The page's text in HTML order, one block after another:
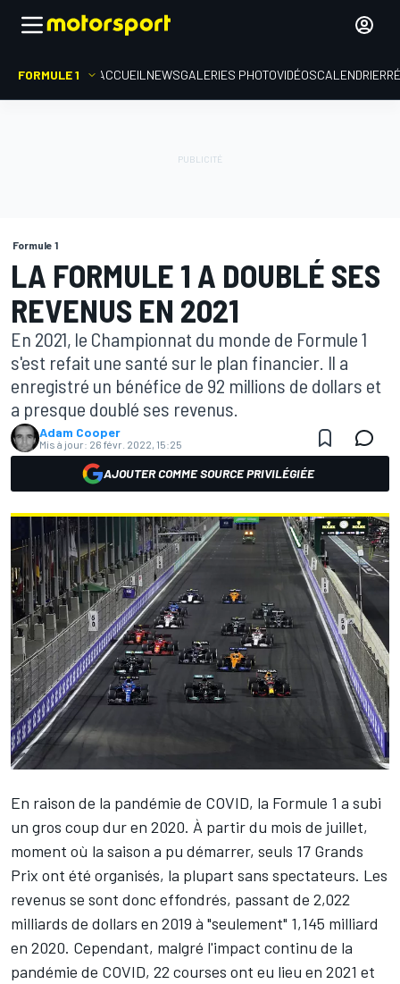
FORMULE 1 ACCUEIL NEWSGALERIES PHOTOVIDÉOSCALENDRIER
Formule 1
LA FORMULE 1 A DOUBLÉ SES
REVENUS EN 2021
En 2021, le Championnat du monde de Formule 1
s'est refait une santé sur le plan financier. Il a
enregistré un bénéfice de 92 millions de dollars et
a presque doublé ses revenus.
Adam Cooper
Mis à jour: 26 févr. 2022, 15:25
AJOUTER COMME SOURCE PRIVILÉGIÉE
En raison de la pandémie de COVID, la Formule 1 a subi
un gros coup dur en 2020. À partir du mois de juillet,
moment où la saison a pu démarrer, seuls 17 Grands
Prix ont été organisés, la plupart sans spectateurs. Les
revenus se sont donc effondrés, passant de 2,022
milliards de dollars en 2019 à "seulement" 1,145 milliard
en 2020. Cependant, malgré l'impact continu de la
pandémie de COVID, 22 courses ont eu lieu en 2021 et